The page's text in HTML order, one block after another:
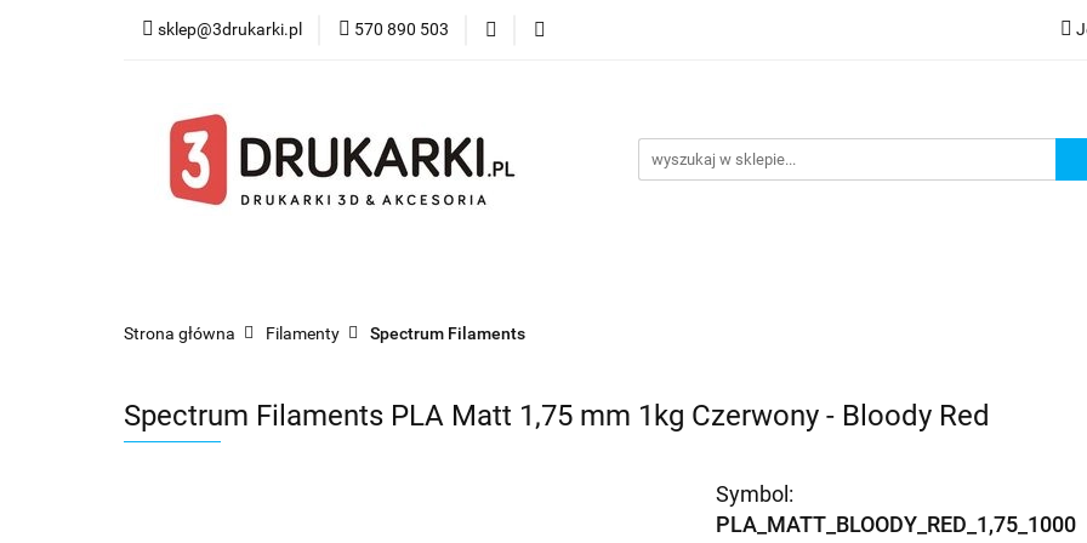
sklep@3drukarki.pl 570 890 503
Blog Bestsellery
Strona główna Filamenty Spectrum Filaments
Spectrum Filaments PLA Matt 1,75 mm 1kg Czerwony - Bloody Red
Symbol:
PLA_MATT_BLOODY_RED_1,75_1000